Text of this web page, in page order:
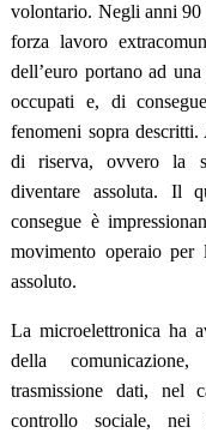
volontario. Negli anni 90
forza lavoro
dell’euro portano ad
occupati e, di
fenomeni sopra descritti.
di riserva, ovvero la
diventare assoluta. Il
consegue è
movimento operaio
assoluto.
La microelettronica ha
della
trasmissione dati, nel
controllo sociale,